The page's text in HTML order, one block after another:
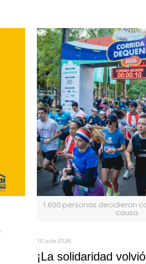
1.600 personas decidieron
causa.
10 julio 2026
¡La solidaridad